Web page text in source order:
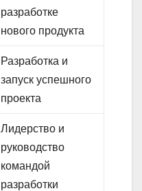
разработке
нового продукта
Разработка и
запуск успешного
проекта
Лидерство и
руководство
командой
разработки